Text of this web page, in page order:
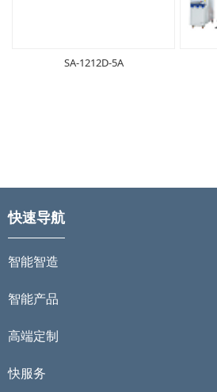
SA-1212D-5A
快速导航
智能智造
智能产品
高端定制
快服务